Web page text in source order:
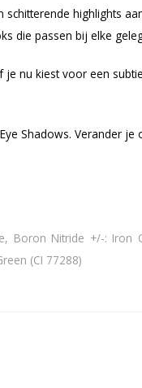
highlights
die passen bij elke
nu kiest voor een
Shadows. Verander
Boron Nitride +/-:
(CI 77288)